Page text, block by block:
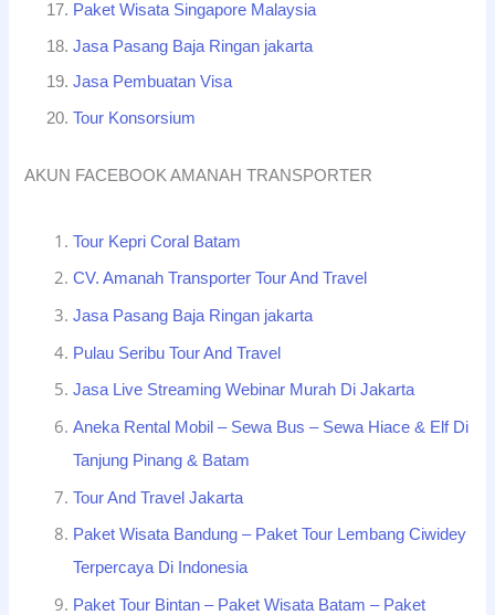
Paket Wisata Singapore Malaysia
Jasa Pasang Baja Ringan jakarta
Jasa Pembuatan Visa
Tour Konsorsium
AKUN FACEBOOK AMANAH TRANSPORTER
Tour Kepri Coral Batam
CV. Amanah Transporter Tour And Travel
Jasa Pasang Baja Ringan jakarta
Pulau Seribu Tour And Travel
Jasa Live Streaming Webinar Murah Di Jakarta
Aneka Rental Mobil – Sewa Bus – Sewa Hiace & Elf Di
Tanjung Pinang & Batam
Tour And Travel Jakarta
Paket Wisata Bandung – Paket Tour Lembang Ciwidey
Terpercaya Di Indonesia
Paket Tour Bintan – Paket Wisata Batam – Paket